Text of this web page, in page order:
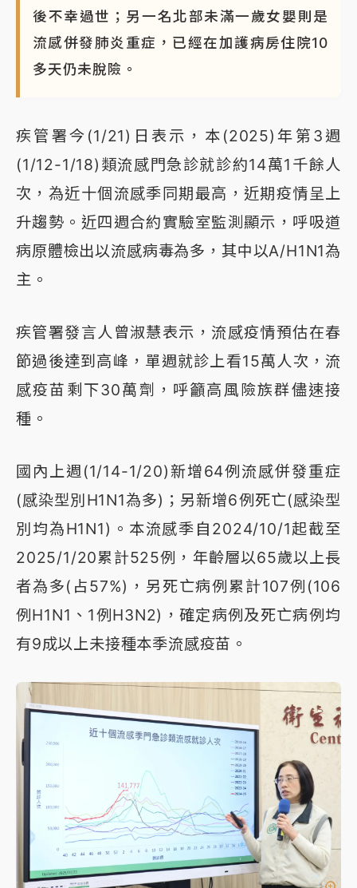
後不幸過世；另一名北部未滿一歲女嬰則是
流感併發肺炎重症，已經在加護病房住院10
多天仍未脫險。
疾管署今(1/21)日表示，本(2025)年第3週
(1/12-1/18)類流感門急診就診約14萬1千餘人
次，為近十個流感季同期最高，近期疫情呈上
升趨勢。近四週合約實驗室監測顯示，呼吸道
病原體檢出以流感病毒為多，其中以A/H1N1為
主。
疾管署發言人曾淑慧表示，流感疫情預估在春
節過後達到高峰，單週就診上看15萬人次，流
感疫苗剩下30萬劑，呼籲高風險族群儘速接
種。
國內上週(1/14-1/20)新增64例流感併發重症
(感染型別H1N1為多)；另新增6例死亡(感染型
別均為H1N1)。本流感季自2024/10/1起截至
2025/1/20累計525例，年齡層以65歲以上長
者為多(占57%)，另死亡病例累計107例(106
例H1N1、1例H3N2)，確定病例及死亡病例均
有9成以上未接種本季流感疫苗。